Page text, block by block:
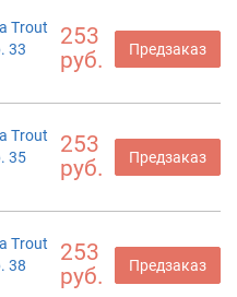
Trout
33
253
руб.
Предзаказ
Trout
35
253
руб.
Предзаказ
Trout
38
253
руб.
Предзаказ